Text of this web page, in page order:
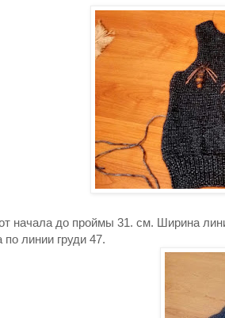
начала до проймы 31. см. Ширина
линии груди 47.